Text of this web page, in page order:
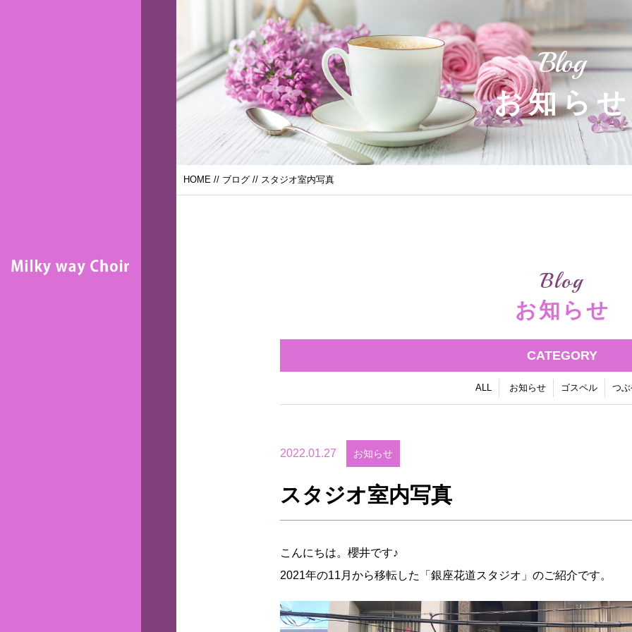
Blog
お知らせ
HOME // ブログ // スタジオ室内写真
Blog
お知らせ
CATEGORY
ALL お知らせ ゴスペル つ
2022.01.27 お知らせ
スタジオ室内写真
こんにちは。櫻井です♪
2021年の11月から移転した「銀座花道スタジオ」のご紹介です。